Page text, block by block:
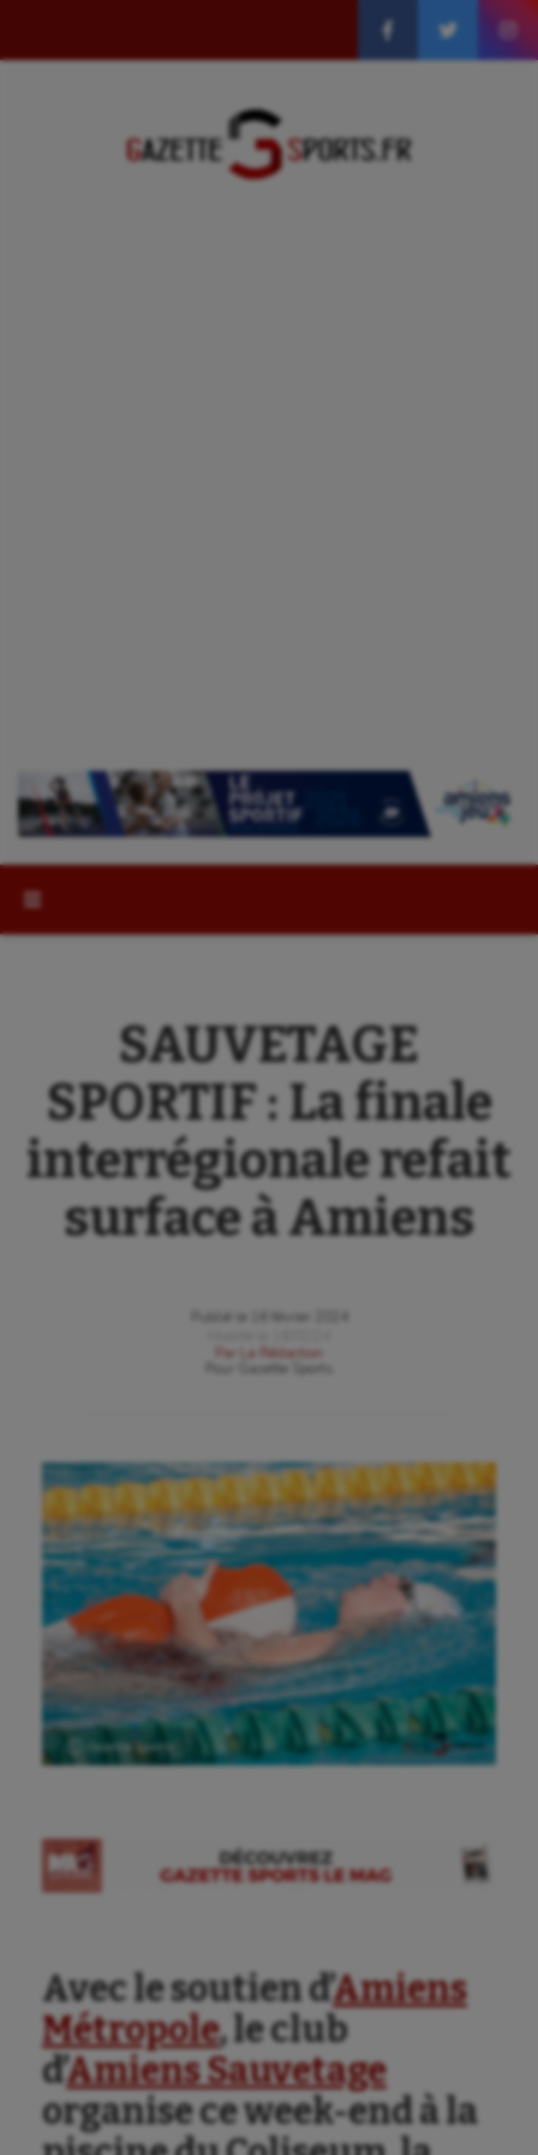
SAUVETAGE
SPORTIF : La finale
interrégionale refait
surface à Amiens
Publié le
16 février 2024
Par
La Rédaction
Gazette Sports
Ⓒ Gazette Sports
Avec le soutien d’Amiens
Métropole, le club
d’Amiens Sauvetage
organise ce week-end à la